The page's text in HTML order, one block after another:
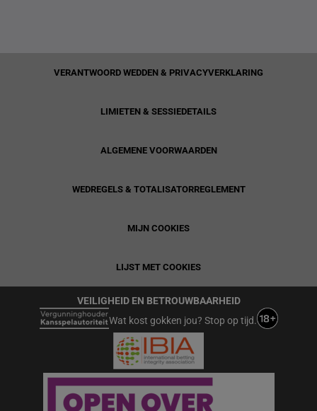
VERANTWOORD WEDDEN & PRIVACYVERKLARING
LIMIETEN & SESSIEDETAILS
ALGEMENE VOORWAARDEN
WEDREGELS & TOTALISATORREGLEMENT
MIJN COOKIES
LIJST MET COOKIES
VEILIGHEID EN BETROUWBAARHEID
Wat kost gokken jou? Stop op tijd.